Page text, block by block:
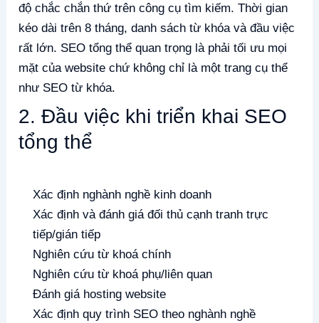
độ chắc chắn thứ trên công cụ tìm kiếm. Thời gian
kéo dài trên 8 tháng, danh sách từ khóa và đầu việc
rất lớn. SEO tổng thể quan trọng là phải tối ưu mọi
mặt của website chứ không chỉ là một trang cụ thể
như SEO từ khóa.
2. Đầu việc khi triển khai SEO
tổng thể
Xác định nghành nghề kinh doanh
Xác định và đánh giá đối thủ cạnh tranh trực
tiếp/gián tiếp
Nghiên cứu từ khoá chính
Nghiên cứu từ khoá phụ/liên quan
Đánh giá hosting website
Xác định quy trình SEO theo nghành nghề